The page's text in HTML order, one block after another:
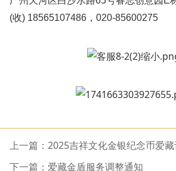
(收) 18565107486，020-85600275
上一篇：2025吉祥文化金银纪念币爱
下一篇：爱藏金盾服务调整通知